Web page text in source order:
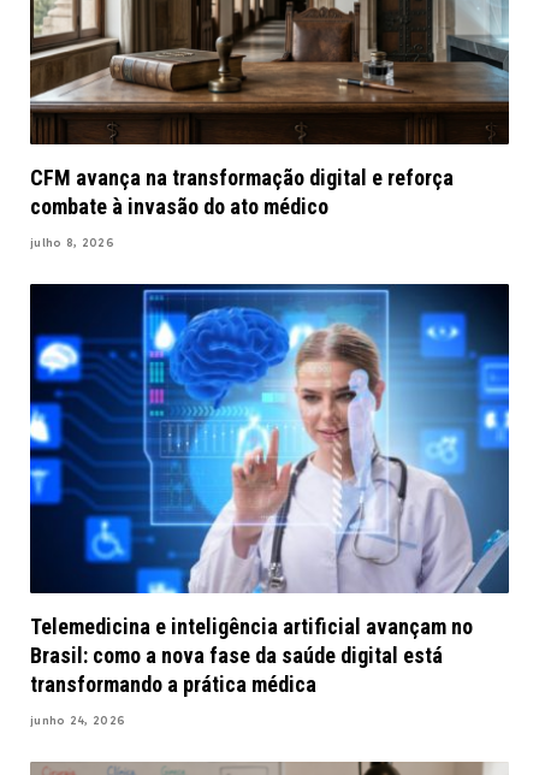
CFM avança na transformação digital e reforça
combate à invasão do ato médico
julho 8, 2026
Telemedicina e inteligência artificial avançam no
Brasil: como a nova fase da saúde digital está
transformando a prática médica
junho 24, 2026